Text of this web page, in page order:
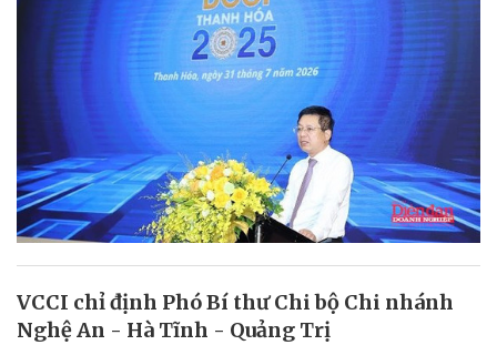
VCCI chỉ định Phó Bí thư Chi bộ Chi nhánh
Nghệ An - Hà Tĩnh - Quảng Trị